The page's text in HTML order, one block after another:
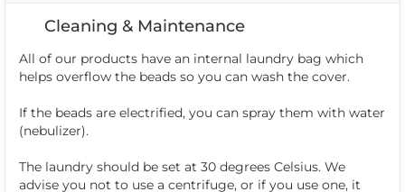
Cleaning & Maintenance
All of our products have an internal laundry bag which
helps overflow the beads so you can wash the cover.
If the beads are electrified, you can spray them with water
(nebulizer).
The laundry should be set at 30 degrees Celsius. We
advise you not to use a centrifuge, or if you use one, it